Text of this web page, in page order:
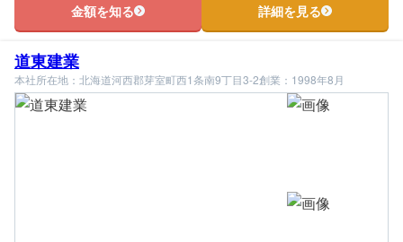
金額を知る 詳細を見る
道東建業
本社所在地：北海道河西郡芽室町西1条南9丁目3-2創業：1998年8月